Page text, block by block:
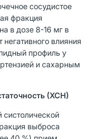
сосудистое
фракция
в дозе 8-16 мг в
влияния
профиль у
и сахарным
(ХСН)
выброса